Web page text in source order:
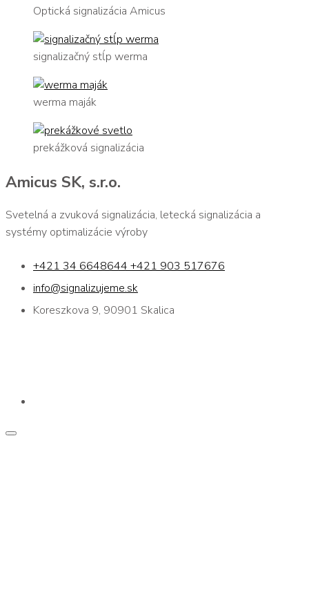
Optická signalizácia Amicus
signalizačný stĺp werma
werma maják
prekážková signalizácia
Amicus SK, s.r.o.
Svetelná a zvuková signalizácia, letecká signalizácia a
systémy optimalizácie výroby
+421 34 6648644 +421 903 517676
info@signalizujeme.sk
Koreszkova 9, 90901 Skalica